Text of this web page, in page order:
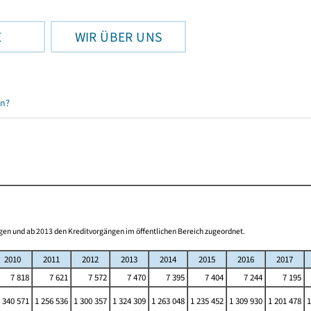
WIR ÜBER UNS
und ab 2013 den Kreditvorgängen im öffentlichen Bereich zugeordnet.
2010 2011 2012 2013 2014 2015 2016
2017
7 818 7 621 7 572 7 470 7 395 7 404 7 244
7 195
340 571 1 256 536 1 300 357 1 324 309 1 263 048 1 235 452 1 309 930 1 201 478